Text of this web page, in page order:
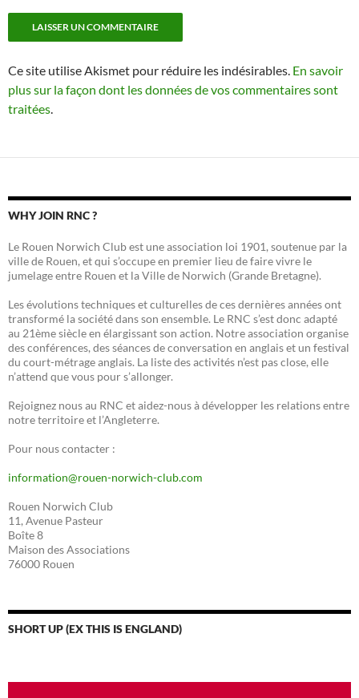
Ce site utilise Akismet pour réduire les indésirables. En savoir
plus sur la façon dont les données de vos commentaires sont
traitées.
WHY JOIN RNC ?
Le Rouen Norwich Club est une association loi 1901, soutenue par la
ville de Rouen, et qui s’occupe en premier lieu de faire vivre le
jumelage entre Rouen et la Ville de Norwich (Grande Bretagne).
Les évolutions techniques et culturelles de ces dernières années ont
transformé la société dans son ensemble. Le RNC s’est donc adapté
au 21ème siècle en élargissant son action. Notre association organise
des conférences, des séances de conversation en anglais et un festival
du court-métrage anglais. La liste des activités n’est pas close, elle
n’attend que vous pour s’allonger.
Rejoignez nous au RNC et aidez-nous à développer les relations entre
notre territoire et l’Angleterre.
Pour nous contacter :
information@rouen-norwich-club.com
Rouen Norwich Club
11, Avenue Pasteur
Boîte 8
Maison des Associations
76000 Rouen
SHORT UP (EX THIS IS ENGLAND)